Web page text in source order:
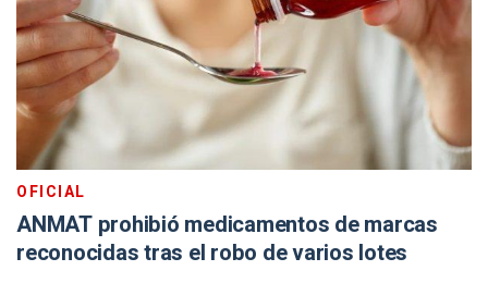
OFICIAL
ANMAT prohibió medicamentos de marcas
reconocidas tras el robo de varios lotes